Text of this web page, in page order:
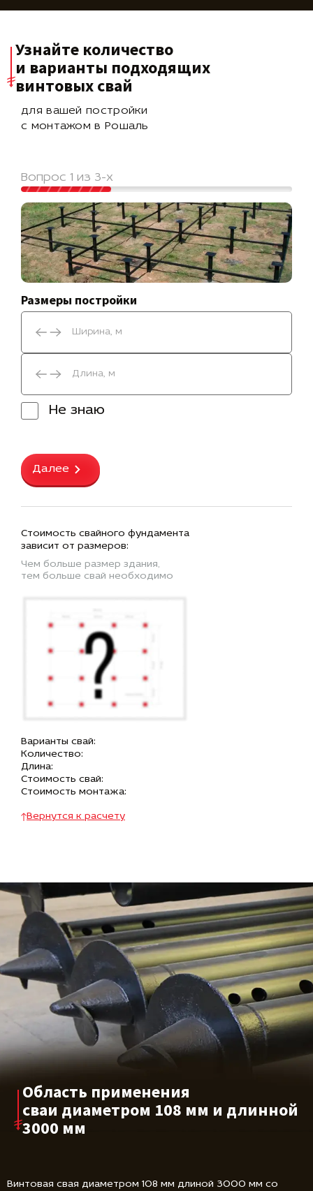
Узнайте количество
и варианты подходящих
винтовых свай
для вашей постройки
с монтажом в Рошаль
Вопрос 1 из 3-х
Размеры постройки
Не знаю
Далее
Стоимость свайного фундамента
зависит от размеров:
Чем больше размер здания,
тем больше свай необходимо
Варианты свай:
Количество:
Длина:
Стоимость свай:
Стоимость монтажа:
Вернутся к расчету
Область применения
сваи диаметром 108 мм и длинной
3000 мм
Винтовая свая диаметром 108 мм длиной 3000 мм со